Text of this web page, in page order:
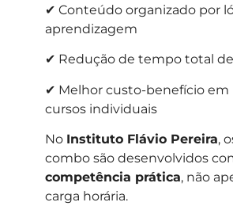
✔ Conteúdo organizado por
aprendizagem
✔ Redução de tempo total
✔ Melhor custo-benefício em
cursos individuais
No Instituto Flávio Pereira,
combo são desenvolvidos
competência prática, não
carga horária.